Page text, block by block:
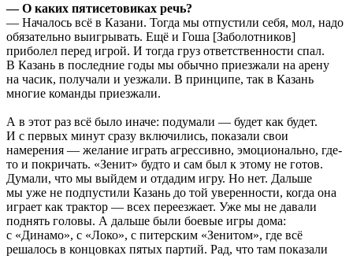
— О каких пятисетовиках речь?
— Началось всё в Казани. Тогда мы отпустили себя, мол, надо
обязательно выигрывать. Ещё и Гоша [Заболотников]
приболел перед игрой. И тогда груз ответственности спал.
В Казань в последние годы мы обычно приезжали на арену
на часик, получали и уезжали. В принципе, так в Казань
многие команды приезжали.
А в этот раз всё было иначе: подумали — будет как будет.
И с первых минут сразу включились, показали свои
намерения — желание играть агрессивно, эмоционально, где-
то и покричать. «Зенит» будто и сам был к этому не готов.
Думали, что мы выйдем и отдадим игру. Но нет. Дальше
мы уже не подпустили Казань до той уверенности, когда она
играет как трактор — всех переезжает. Уже мы не давали
поднять головы. А дальше были боевые игры дома:
с «Динамо», с «Локо», с питерским «Зенитом», где всё
решалось в концовках пятых партий. Рад, что там показали